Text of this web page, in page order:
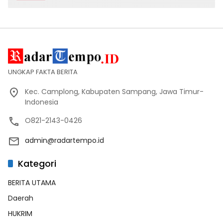
UNGKAP FAKTA BERITA
Kec. Camplong, Kabupaten Sampang, Jawa Timur-
Indonesia
O821-2143-0426
admin@radartempo.id
Kategori
BERITA UTAMA
Daerah
HUKRIM